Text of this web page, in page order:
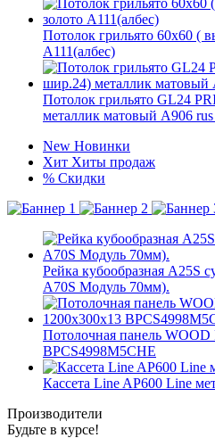
Потолок грильято 60х60 (
А111(албес)
Потолок грильято GL24
металлик матовый А906
New Новинки
Хит Хиты продаж
% Скидки
Рейка кубообразная A25S
A70S Модуль 70мм).
Потолочная панель WOOD
BPCS4998M5CHE
Кассета Line AP600 Line
Производители
Будьте в курсе!